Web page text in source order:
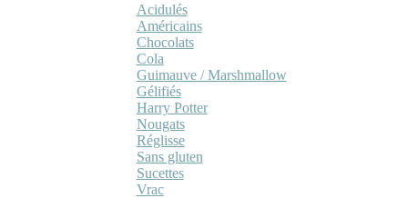
Acidulés
Américains
Chocolats
Cola
Guimauve / Marshmallow
Gélifiés
Harry Potter
Nougats
Réglisse
Sans gluten
Sucettes
Vrac